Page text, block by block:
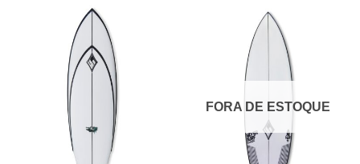
FORA DE ESTOQUE